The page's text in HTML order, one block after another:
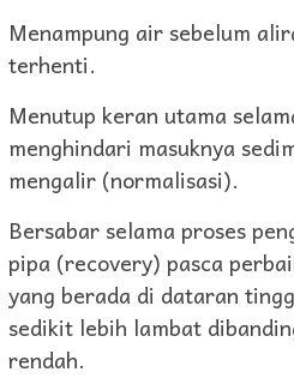
Menampung air sebelum
terhenti.
Menutup keran utama
menghindari masuknya
mengalir (normalisasi).
Bersabar selama proses
pipa (recovery) pasca
yang berada di dataran
sedikit lebih lambat
rendah.